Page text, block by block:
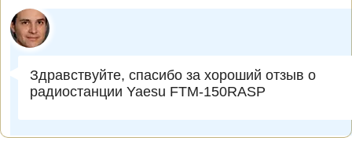
Здравствуйте, спасибо за хороший отзыв о
радиостанции Yaesu FTM-150RASP